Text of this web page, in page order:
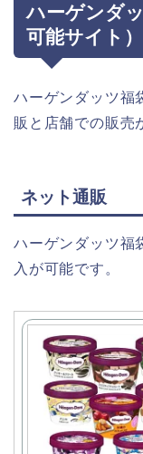
ハーゲンダ
可能サイト）
ハーゲンダッツ福
販と店舗での販売
ネット通販
ハーゲンダッツ福
入が可能です。